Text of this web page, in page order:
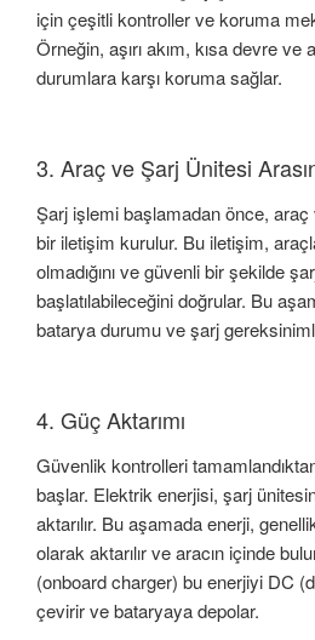
için çeşitli kontroller ve koruma
Örneğin, aşırı akım, kısa devre ve
durumlara karşı koruma sağlar.
3. Araç ve Şarj Ünitesi
Şarj işlemi başlamadan önce, araç
bir iletişim kurulur. Bu iletişim,
olmadığını ve güvenli bir şekilde
başlatılabileceğini doğrular. Bu
batarya durumu ve şarj
4. Güç Aktarımı
Güvenlik kontrolleri
başlar. Elektrik enerjisi, şarj
aktarılır. Bu aşamada enerji,
olarak aktarılır ve aracın içinde
(onboard charger) bu enerjiyi DC
çevirir ve bataryaya depolar.